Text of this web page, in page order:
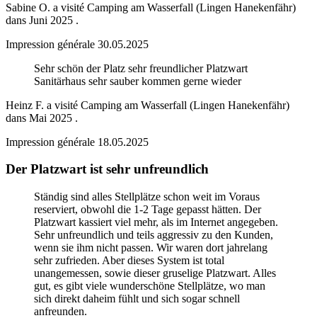
Sabine O. a visité Camping am Wasserfall (Lingen Hanekenfähr)
dans Juni 2025 .
Impression générale 30.05.2025
Sehr schön der Platz sehr freundlicher Platzwart
Sanitärhaus sehr sauber kommen gerne wieder
Heinz F. a visité Camping am Wasserfall (Lingen Hanekenfähr)
dans Mai 2025 .
Impression générale 18.05.2025
Der Platzwart ist sehr unfreundlich
Ständig sind alles Stellplätze schon weit im Voraus
reserviert, obwohl die 1-2 Tage gepasst hätten. Der
Platzwart kassiert viel mehr, als im Internet angegeben.
Sehr unfreundlich und teils aggressiv zu den Kunden,
wenn sie ihm nicht passen. Wir waren dort jahrelang
sehr zufrieden. Aber dieses System ist total
unangemessen, sowie dieser gruselige Platzwart. Alles
gut, es gibt viele wunderschöne Stellplätze, wo man
sich direkt daheim fühlt und sich sogar schnell
anfreunden.